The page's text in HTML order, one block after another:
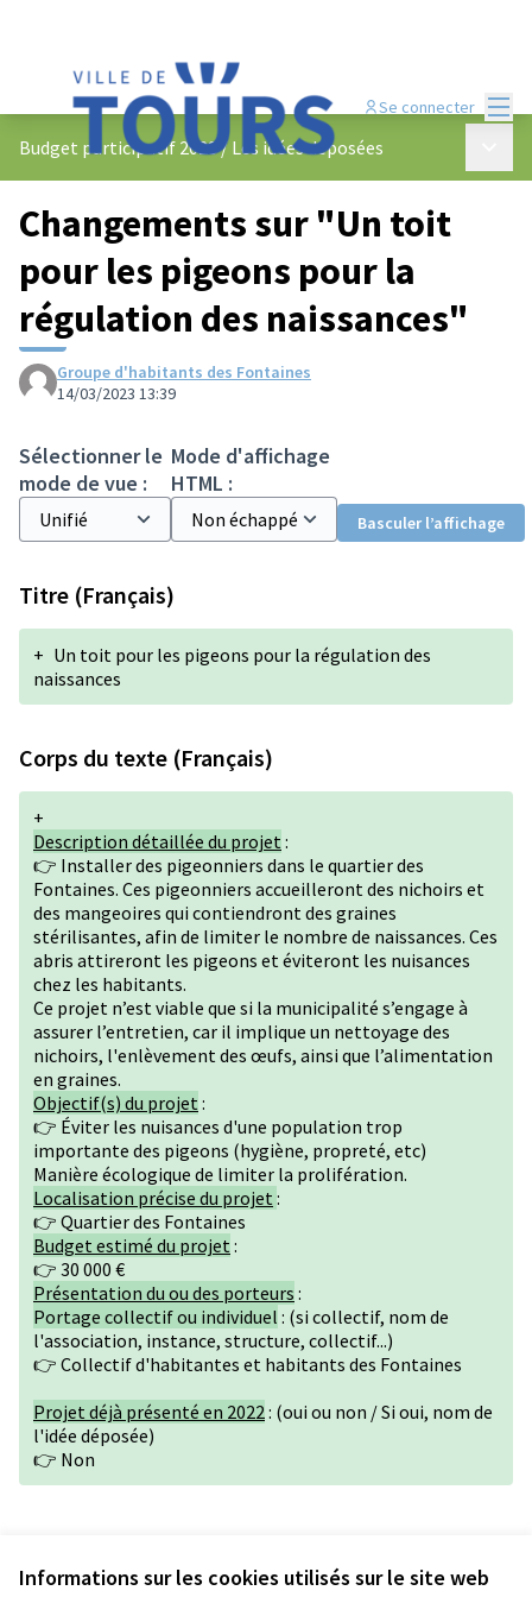
Informations sur les cookies utilisés sur le site web
Se connecter
Budget participatif 2023/ Les idées déposées
Changements sur "Un toit
pour les pigeons pour la
régulation des naissances"
Groupe d'habitants des Fontaines
14/03/2023 13:39
Sélectionner le
mode de vue :
Mode d'affichage
HTML :
Basculer l’affichage
Titre (Français)
+ Un toit pour les pigeons pour la régulation des
naissances
Corps du texte (Français)
+
Description détaillée du projet:
👉 Installer des pigeonniers dans le quartier des
Fontaines. Ces pigeonniers accueilleront des nichoirs et
des mangeoires qui contiendront des graines
stérilisantes, afin de limiter le nombre de naissances. Ces
abris attireront les pigeons et éviteront les nuisances
chez les habitants.
Ce projet n’est viable que si la municipalité s’engage à
assurer l’entretien, car il implique un nettoyage des
nichoirs, l'enlèvement des œufs, ainsi que l’alimentation
en graines.
Objectif(s) du projet:
👉 Éviter les nuisances d'une population trop
importante des pigeons (hygiène, propreté, etc)
Manière écologique de limiter la prolifération.
Localisation précise du projet:
👉 Quartier des Fontaines
Budget estimé du projet:
👉 30 000 €
Présentation du ou des porteurs :
Portage collectif ou individuel : (si collectif, nom de
l'association, instance, structure, collectif...)
👉 Collectif d'habitantes et habitants des Fontaines
Projet déjà présenté en 2022: (oui ou non / Si oui, nom de
l'idée déposée)
👉 Non
Version 1 de 1